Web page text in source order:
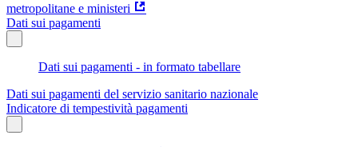
metropolitane e ministeri
Dati sui pagamenti
Dati sui pagamenti - in formato tabellare
Dati sui pagamenti del servizio sanitario nazionale
Indicatore di tempestività pagamenti